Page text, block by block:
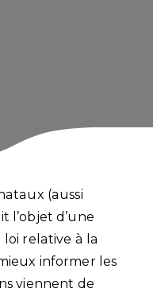
(aussi
l’objet d’une
relative à la
informer les
viennent de